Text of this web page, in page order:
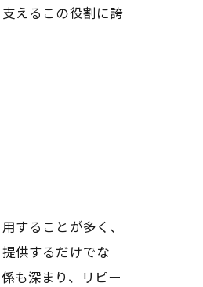
えるこの役割に誇
することが多く、
供するだけでな
も深まり、リピー